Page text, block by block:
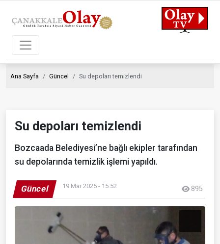
Ana Sayfa Güncel Su depoları temizlendi
Su depoları temizlendi
Bozcaada Belediyesi’ne bağlı ekipler tarafından
su depolarında temizlik işlemi yapıldı.
Güncel 19 Mar 2025 - 15:52 895